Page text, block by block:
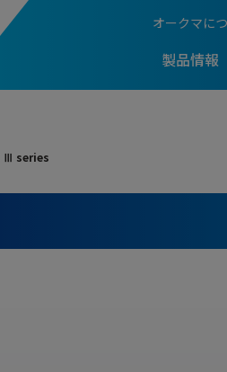
オークマに
製品情報
複合加工機
マシニングセンタ
-最新導入事例- 5軸制
-最新導入事例- 門形マ
精度安定支援
コンセプト
生産性
Ⅲ series